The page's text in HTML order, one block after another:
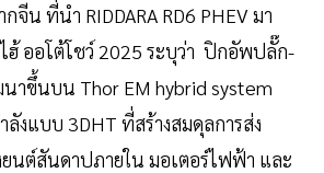
จีน ที่นำ RIDDARA RD6 PHEV มา
ไฮ้ ออโต้โชว์ 2025 ระบุว่า ปิกอัพปลั๊ก-
าขึ้นบน Thor EM hybrid system
ลังแบบ 3DHT ที่สร้างสมดุลการส่ง
ยนต์สันดาปภายใน มอเตอร์ไฟฟ้า และ